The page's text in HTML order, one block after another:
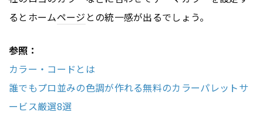
るとホームページ との統一感が出るでしょう。
参照：
カラー・コードとは
誰でもプロ並みの色調が作れる無料のカラーパレットサ
ービス厳選8選